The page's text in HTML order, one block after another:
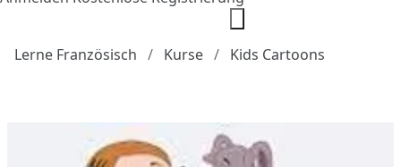
Lerne Französisch Kurse Kids Cartoons